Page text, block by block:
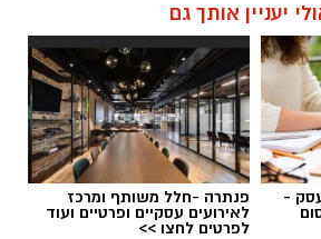
למכבי יבנה
יעניין אותך גם
- פנתרה -חלל משותף ומרכז
לאירועים עסקיים ופרטיים ועוד
לפרטים לחצו >>